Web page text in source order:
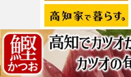
© Kochi